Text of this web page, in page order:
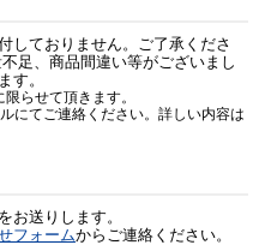
しておりません。ご了承くださ
足、商品間違い等がございまし
す。
らせて頂きます。
にてご連絡ください。詳しい内容は
お送りします。
フォームからご連絡ください。